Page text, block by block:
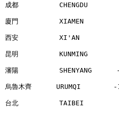
成都          CHENGDU
廈門          XIAMEN
西安          XI'AN
昆明          KUNMING
瀋陽          SHENYANG
烏魯木齊      URUMQI
台北          TAIBEI